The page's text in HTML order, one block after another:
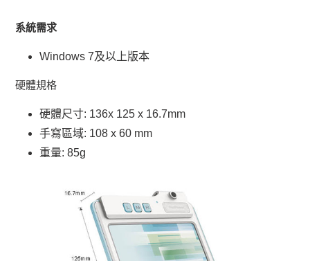
系統需求
Windows 7及以上版本
硬體規格
硬體尺寸: 136x 125 x 16.7mm
手寫區域: 108 x 60 mm
重量: 85g